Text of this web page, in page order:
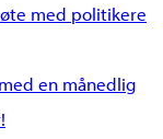
med politikere
en månedlig